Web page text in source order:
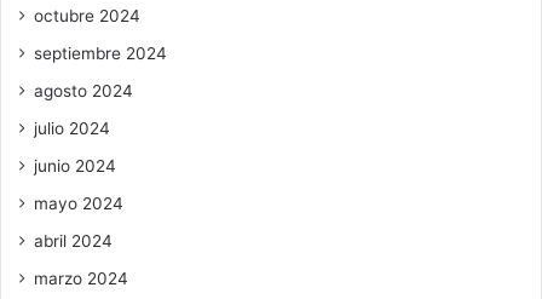
octubre 2024
septiembre 2024
agosto 2024
julio 2024
junio 2024
mayo 2024
abril 2024
marzo 2024